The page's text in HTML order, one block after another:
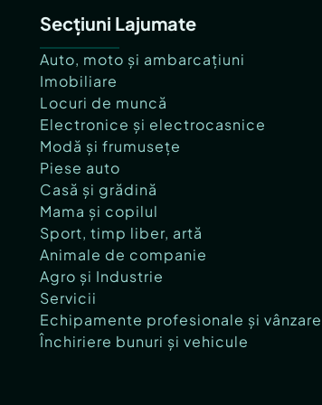
Secțiuni Lajumate
Auto, moto și ambarcațiuni
Imobiliare
Locuri de muncă
Electronice și electrocasnice
Modă și frumusețe
Piese auto
Casă și grădină
Mama și copilul
Sport, timp liber, artă
Animale de companie
Agro și Industrie
Servicii
Echipamente profesionale și
Închiriere bunuri și vehicule